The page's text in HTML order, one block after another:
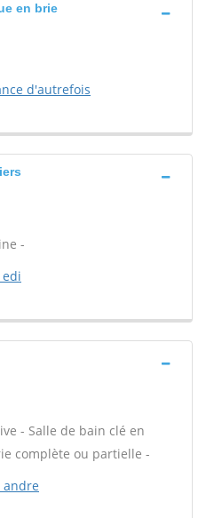
en brie
d'autrefois
-
edi
- Salle de bain clé en
complète ou partielle -
andre